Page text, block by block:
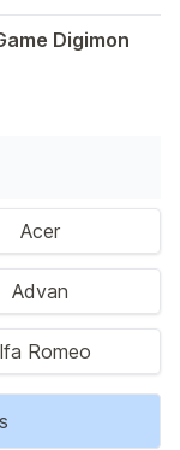
kreativitas
Digimon
Acer
Advan
Romeo